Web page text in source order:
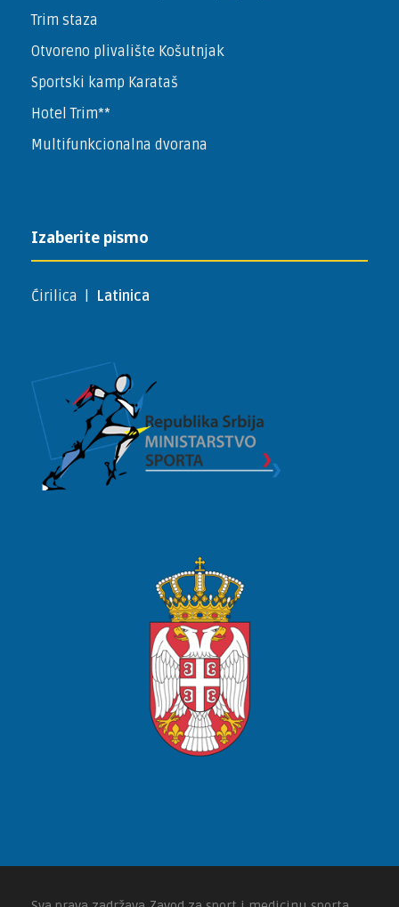
Trim staza
Otvoreno plivalište Košutnjak
Sportski kamp Karataš
Hotel Trim**
Multifunkcionalna dvorana
Izaberite pismo
Ćirilica Latinica